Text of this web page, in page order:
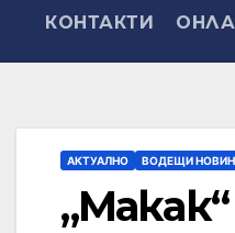
КОНТАКТИ
АКТУАЛНО ВОДЕЩИ